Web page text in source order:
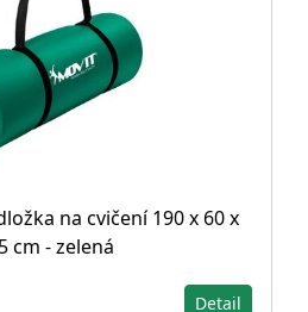
na cvičení 190 x 60 x
cm - zelená
Detail